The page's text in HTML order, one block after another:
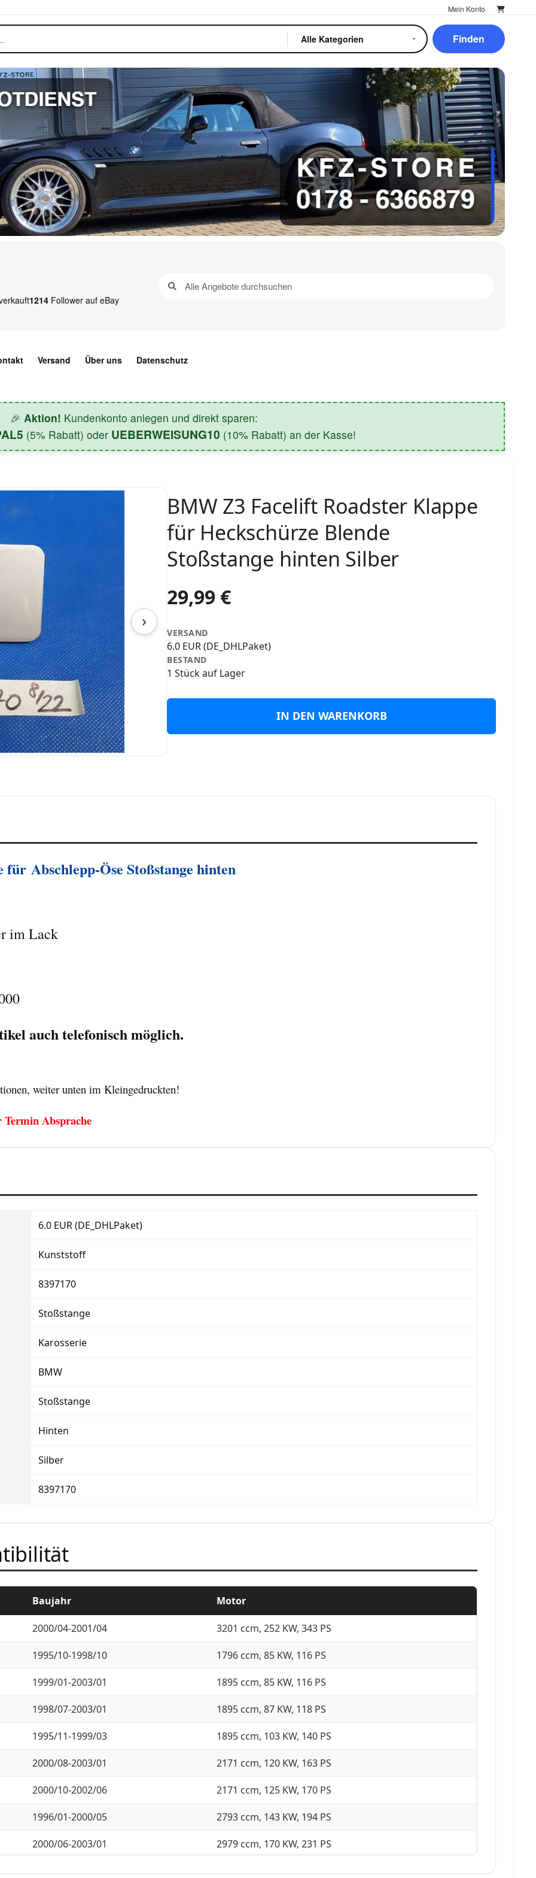
Mein Konto
Finden
1214 Follower auf eBay
Versand Über uns Datenschutz
🎉 Aktion! Kundenkonto anlegen und direkt sparen:
(5% Rabatt) oder UEBERWEISUNG10 (10% Rabatt) an der Kasse!
›
BMW Z3 Facelift Roadster Klappe
für Heckschürze Blende
Stoßstange hinten Silber
29,99 €
VERSAND
6.0 EUR (DE_DHLPaket)
BESTAND
1 Stück auf Lager
IN DEN WARENKORB
Abschlepp-Öse Stoßstange hinten
im Lack
auch telefonisch möglich.
weiter unten im Kleingedruckten!
Termin Absprache
6.0 EUR (DE_DHLPaket)
Kunststoff
8397170
Stoßstange
Karosserie
BMW
Stoßstange
Hinten
Silber
8397170
Baujahr Motor
2000/04-2001/04 3201 ccm, 252 KW, 343 PS
1995/10-1998/10 1796 ccm, 85 KW, 116 PS
1999/01-2003/01 1895 ccm, 85 KW, 116 PS
1998/07-2003/01 1895 ccm, 87 KW, 118 PS
1995/11-1999/03 1895 ccm, 103 KW, 140 PS
2000/08-2003/01 2171 ccm, 120 KW, 163 PS
2000/10-2002/06 2171 ccm, 125 KW, 170 PS
1996/01-2000/05 2793 ccm, 143 KW, 194 PS
2000/06-2003/01 2979 ccm, 170 KW, 231 PS